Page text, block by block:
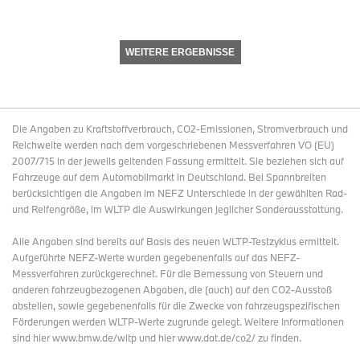
WEITERE ERGEBNISSE
Die Angaben zu Kraftstoffverbrauch, CO2-Emissionen, Stromverbrauch und
Reichweite werden nach dem vorgeschriebenen Messverfahren VO (EU)
2007/715 in der jeweils geltenden Fassung ermittelt. Sie beziehen sich auf
Fahrzeuge auf dem Automobilmarkt in Deutschland. Bei Spannbreiten
berücksichtigen die Angaben im NEFZ Unterschiede in der gewählten Rad-
und Reifengröße, im WLTP die Auswirkungen jeglicher Sonderausstattung.
Alle Angaben sind bereits auf Basis des neuen WLTP-Testzyklus ermittelt.
Aufgeführte NEFZ-Werte wurden gegebenenfalls auf das NEFZ-
Messverfahren zurückgerechnet. Für die Bemessung von Steuern und
anderen fahrzeugbezogenen Abgaben, die (auch) auf den CO2-Ausstoß
abstellen, sowie gegebenenfalls für die Zwecke von fahrzeugspezifischen
Förderungen werden WLTP-Werte zugrunde gelegt. Weitere Informationen
sind hier www.bmw.de/wltp und hier www.dat.de/co2/ zu finden.